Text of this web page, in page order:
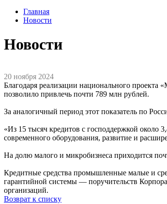
Главная
Новости
Новости
20 ноября 2024
Благодаря реализации национального проекта
позволило привлечь почти 789 млн рублей.
За аналогичный период этот показатель по
«Из 15 тысяч кредитов с господдержкой около
современного оборудования, развитие и
На долю малого и микробизнеса приходится
Кредитные средства промышленные малые и
гарантийной системы — поручительств
организаций.
Возврат к списку